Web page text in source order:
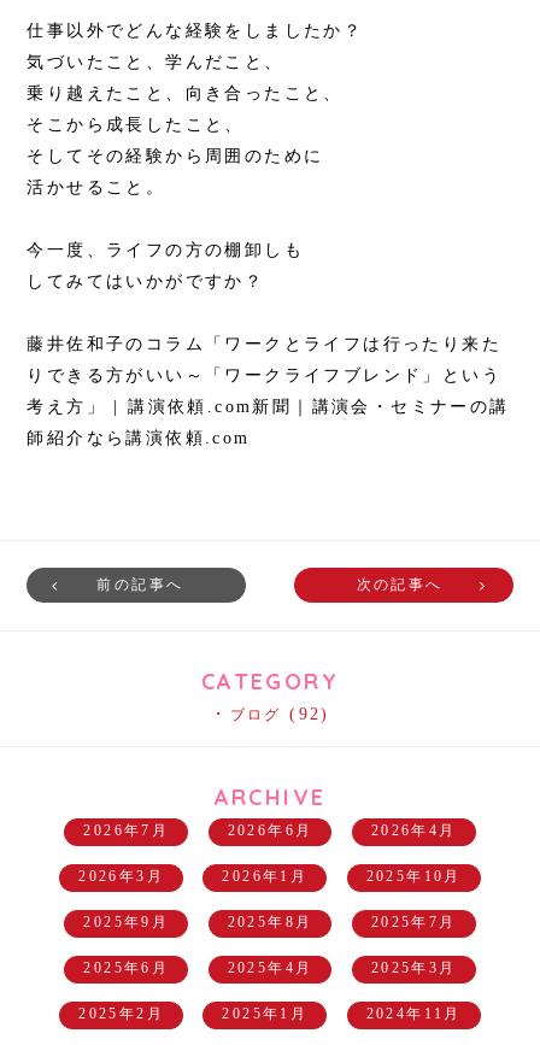
仕事以外でどんな経験をしましたか？
気づいたこと、学んだこと、
乗り越えたこと、向き合ったこと、
そこから成長したこと、
そしてその経験から周囲のために
活かせること。
今一度、ライフの方の棚卸しも
してみてはいかがですか？
藤井佐和子のコラム「ワークとライフは行ったり来た
りできる方がいい～「ワークライフブレンド」という
考え方」 | 講演依頼.com新聞｜講演会・セミナーの講
師紹介なら講演依頼.com
前の記事へ 次の記事へ
CATEGORY
ブログ (92)
ARCHIVE
2026年7月 2026年6月 2026年4月
2026年3月 2026年1月 2025年10月
2025年9月 2025年8月 2025年7月
2025年6月 2025年4月 2025年3月
2025年2月 2025年1月 2024年11月